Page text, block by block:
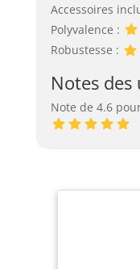
Accessoires
Polyvalence :
Robustesse :
Notes
Note de 4.6